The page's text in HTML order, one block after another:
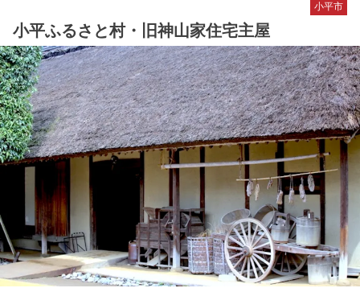
小平市
小平ふるさと村・旧神山家住宅主屋